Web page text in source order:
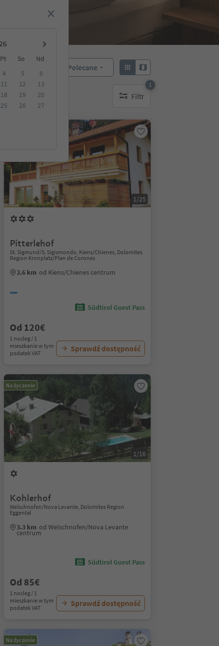
Pt So
Nd
4 5
6
11 12
13
18 19
20
25 26
27
Polecane
Filtr
1
1 aktywny filtr
1/25
Pitterlehof
St. Sigmund/S. Sigismondo, Kiens/Chienes, Dolomites
Region Kronplatz/Plan de Corones
2.6 km od Kiens/Chienes centrum
Südtirol Guest Pass
Od 120€
1 nocleg / 1
mieszkanie w tym
podatek VAT
Sprawdź dostępność
Na życzenie
1/16
Kohlerhof
Welschnofen/Nova Levante, Dolomites Region
Eggental
3.3 km od Welschnofen/Nova Levante
centrum
Südtirol Guest Pass
Od 85€
1 nocleg / 1
mieszkanie w tym
podatek VAT
Sprawdź dostępność
Na życzenie